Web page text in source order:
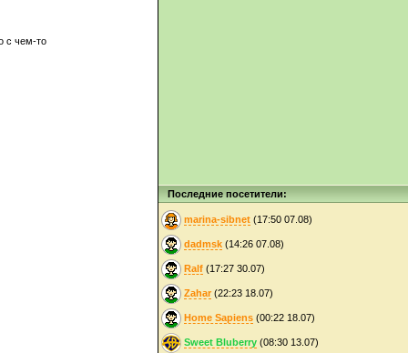
с чем-то
Последние посетители:
marina-sibnet (17:50 07.08)
dadmsk (14:26 07.08)
Ralf (17:27 30.07)
Zahar (22:23 18.07)
Home Sapiens (00:22 18.07)
Sweet Bluberry (08:30 13.07)